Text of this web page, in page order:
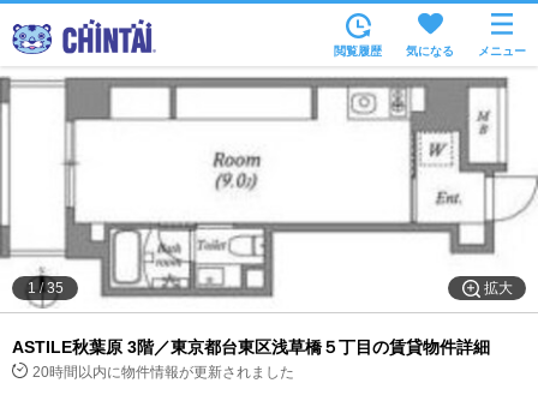
沿線・駅から
住所から
家賃相場から
物件特集から
不動産会社から
TOP
閲覧履歴 気になる メニュー
拡大
1 /35
ASTILE秋葉原 3階／東京都台東区浅草橋５丁目の賃貸物件詳細
20時間以内に物件情報が更新されました